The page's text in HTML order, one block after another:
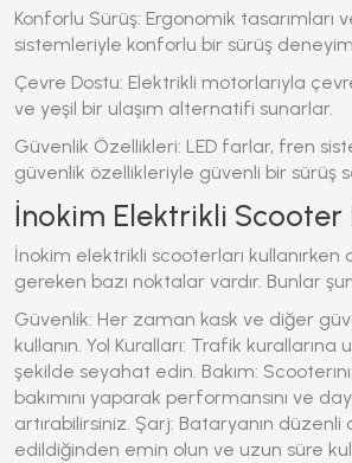
Konforlu Sürüş: Ergonomik tasarımları
sistemleriyle konforlu bir sürüş
Çevre Dostu: Elektrikli motorlarıyla
ve yeşil bir ulaşım alternatifi sunarlar.
Güvenlik Özellikleri: LED farlar, fren
güvenlik özellikleriyle güvenli bir sürüş
İnokim Elektrikli Scooter
İnokim elektrikli scooterları
gereken bazı noktalar vardır. Bunlar
Güvenlik: Her zaman kask ve diğer
kullanın. Yol Kuralları: Trafik
şekilde seyahat edin. Bakım:
bakımını yaparak performansını ve
artırabilirsiniz. Şarj: Bataryanın düzenli
edildiğinden emin olun ve uzun süre